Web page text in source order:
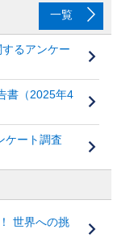
一覧
るアンケー
書（2025年4
ケート調査
世界への挑